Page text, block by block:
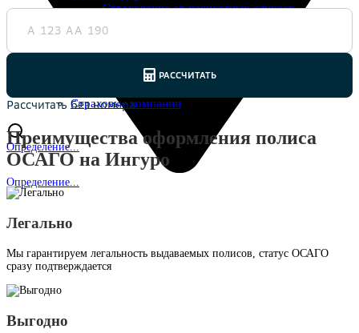
Определение...
Определение...
Страхование от несчастных случаев
Антиклещ
Страховые компании
Преимущества оформления полиса
ОСАГО на Ингуро
Легально
Мы гарантируем легальность выдаваемых полисов, статус ОСАГО
сразу подтверждается
Выгодно